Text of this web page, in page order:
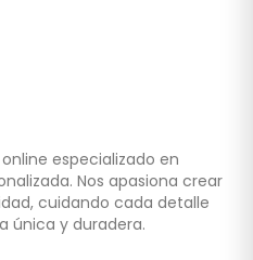
especializado en
Nos apasiona crear
cuidando cada detalle
única y duradera.